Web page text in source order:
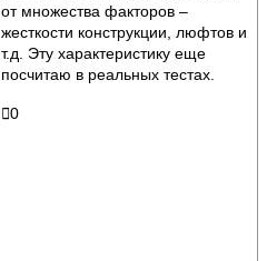
от множества факторов –
жесткости конструкции, люфтов и
т.д. Эту характеристику еще
посчитаю в реальных тестах.
0